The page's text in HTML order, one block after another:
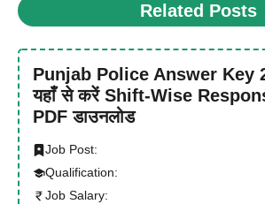
Related Posts
Punjab Police Answer Key
यहाँ से करें Shift-Wise
PDF डाउनलोड
Job Post:
Qualification:
Job Salary: